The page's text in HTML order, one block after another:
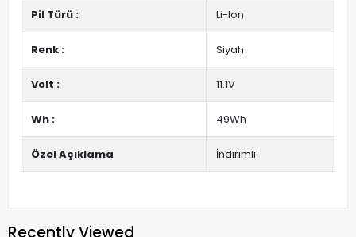
Pil Türü : Li-Ion
Renk : Siyah
Volt : 11.1V
Wh : 49Wh
Özel Açıklama İndirimli
Recently Viewed